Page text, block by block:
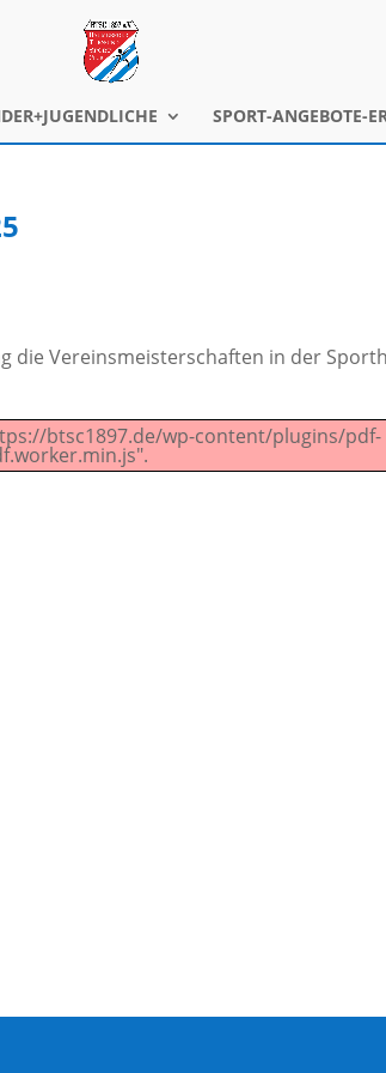
SPORT-ANGEBOTE-
die Vereinsmeisterschaften in der
btsc1897.de/wp-content/plugins/pdf-